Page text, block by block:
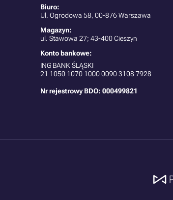
Biuro:
Ul. Ogrodowa 58, 00-876 Warszawa
Magazyn:
ul. Stawowa 27; 43-400 Cieszyn
Konto bankowe:
ING BANK ŚLĄSKI
21 1050 1070 1000 0090 3108 7928
Nr rejestrowy BDO: 000499821